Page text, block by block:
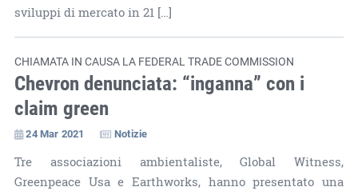
sviluppi di mercato in 21 […]
CHIAMATA IN CAUSA LA FEDERAL TRADE COMMISSION
Chevron denunciata: “inganna” con i
claim green
24 Mar 2021 Notizie
Tre associazioni ambientaliste, Global Witness,
Greenpeace Usa e Earthworks, hanno presentato una